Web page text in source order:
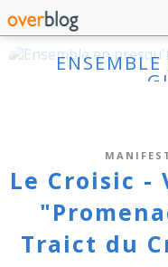
Le Croisic -
Traict du